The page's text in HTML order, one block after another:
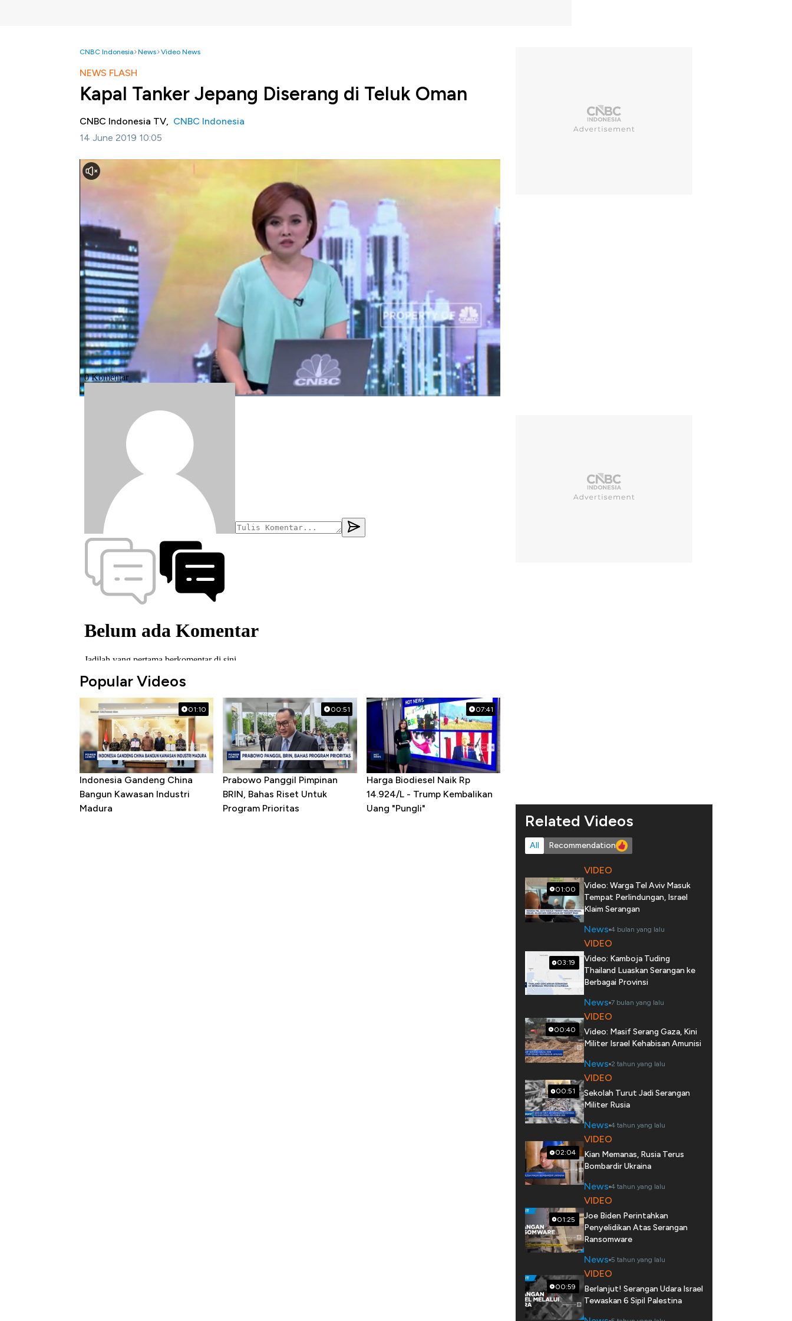
CNBC Indonesia News Video News
NEWS FLASH
Kapal Tanker Jepang Diserang di Teluk Oman
CNBC Indonesia TV, CNBC Indonesia
14 June 2019 10:05
Jakarta, CNBC Indonesia-
yang terjadi di Teluk Oman, Kamis siang waktu setempat. Serangan terhadap dua kapal tanker Kokuka
Courages asal Jepang dan Front Altair ini memicu kekhawatiran akan naiknya harga minyak dunia
sekaligus menimbulkan potensi konflik baru antara Amerika Serikat versus Iran.
Selengkapnya dalam News Flash dalam program Squawk Box CNBC Indonesia (Jumat, 14/06/2019)
berikut ini.
Bagikan:
#serangan #kapal tanker #as #iran
Popular Videos
01:10
Indonesia Gandeng China
Bangun Kawasan Industri
Madura
00:51
Prabowo Panggil Pimpinan
BRIN, Bahas Riset Untuk
Program Prioritas
07:41
Harga Biodiesel Naik Rp
14.924/L - Trump Kembalikan
Uang "Pungli"
Related Videos
All Recommendation
01:00
VIDEO
Video: Warga Tel Aviv Masuk
Tempat Perlindungan, Israel
Klaim Serangan
News 4 bulan yang lalu
03:19
VIDEO
Video: Kamboja Tuding
Thailand Luaskan Serangan ke
Berbagai Provinsi
News 7 bulan yang lalu
00:40
VIDEO
Video: Masif Serang Gaza, Kini
Militer Israel Kehabisan Amunisi
News 2 tahun yang lalu
00:51
VIDEO
Sekolah Turut Jadi Serangan
Militer Rusia
News 4 tahun yang lalu
02:04
VIDEO
Kian Memanas, Rusia Terus
Bombardir Ukraina
News 4 tahun yang lalu
01:25
VIDEO
Joe Biden Perintahkan
Penyelidikan Atas Serangan
Ransomware
News 5 tahun yang lalu
00:59
VIDEO
Berlanjut! Serangan Udara Israel
Tewaskan 6 Sipil Palestina